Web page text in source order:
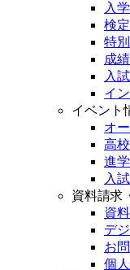
入
検
特
成
入
イ
イベント
オ
高
進
入
資料請求
資
デ
お
個